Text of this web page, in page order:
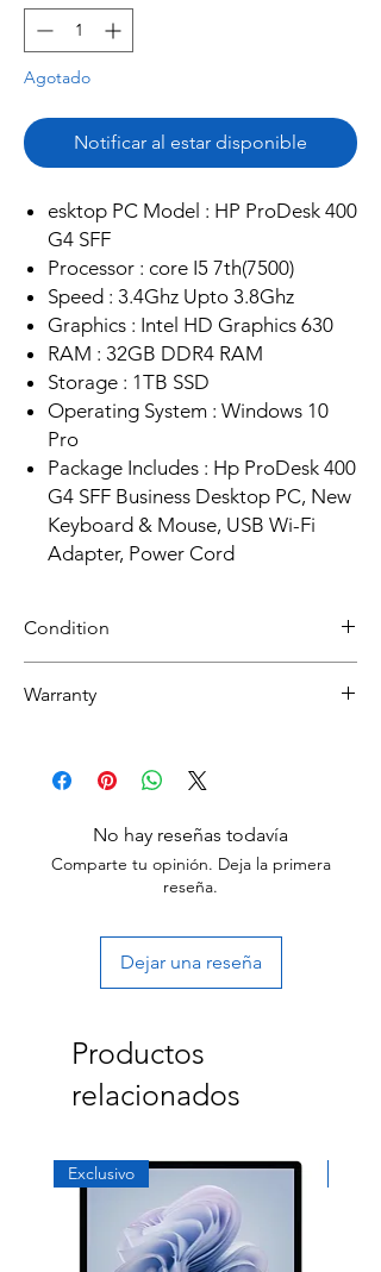
Agotado
Notificar al estar disponible
esktop PC Model : HP ProDesk 400
G4 SFF
Processor : core I5 7th(7500)
Speed : 3.4Ghz Upto 3.8Ghz
Graphics : Intel HD Graphics 630
RAM : 32GB DDR4 RAM
Storage : 1TB SSD
Operating System : Windows 10
Pro
Package Includes : Hp ProDesk 400
G4 SFF Business Desktop PC, New
Keyboard & Mouse, USB Wi-Fi
Adapter, Power Cord
Condition
Grade A: Item is overall excellent to very
Warranty
Start the return process within 30 days of
No hay reseñas todavía
Comparte tu opinión. Deja la primera
reseña.
Dejar una reseña
Productos
relacionados
Exclusivo